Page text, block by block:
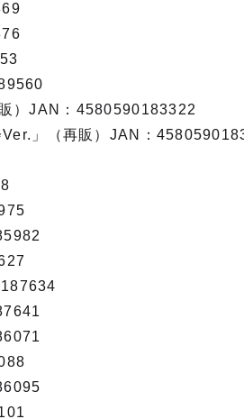
）JAN：4580590183322
Ver.」（再販）JAN：